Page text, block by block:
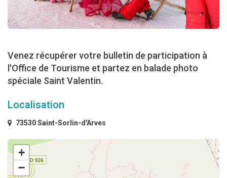
Venez récupérer votre bulletin de participation à
l'Office de Tourisme et partez en balade photo
spéciale Saint Valentin.
Localisation
73530 Saint-Sorlin-d'Arves
+
−